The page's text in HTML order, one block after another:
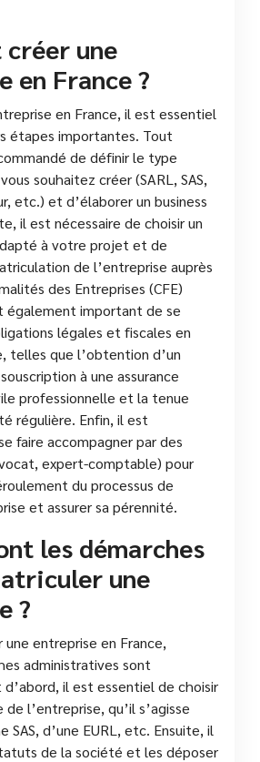
créer une
en France ?
en France, il est essentiel
étapes importantes. Tout
de définir le type
souhaitez créer (SARL, SAS,
etc.) et d’élaborer un business
il est nécessaire de choisir un
à votre projet et de
de l’entreprise auprès
des Entreprises (CFE)
important de se
légales et fiscales en
telles que l’obtention d’un
à une assurance
professionnelle et la tenue
régulière. Enfin, il est
faire accompagner par des
expert-comptable) pour
du processus de
et assurer sa pérennité.
les démarches
une
?
une entreprise en France,
administratives sont
d’abord, il est essentiel de choisir
l’entreprise, qu’il s’agisse
SAS, d’une EURL, etc. Ensuite, il
de la société et les déposer